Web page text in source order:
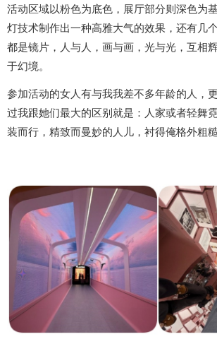
活动区域以粉色为底色，展厅部分则深色为
灯技术制作出一种高雅大气的效果，还有几
都是镜片，人与人，画与画，光与光，互相
于幻境。
参加活动的女人有与我我差不多年龄的人，
过我跟她们最大的区别就是：人家或者轻舞
装而行，精致而曼妙的人儿，衬得俺格外粗糙